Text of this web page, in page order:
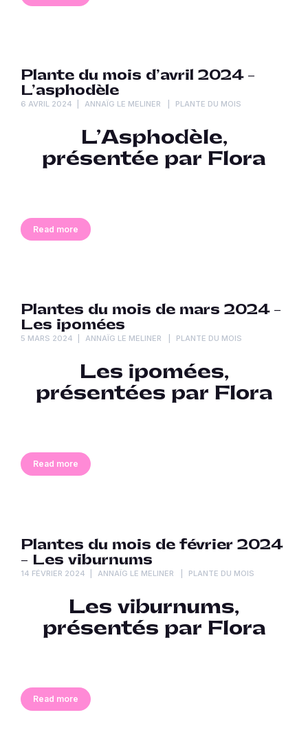
Plante du mois d’avril 2024 –
L’asphodèle
6 AVRIL 2024 ANNAÏG LE MELINER PLANTE DU MOIS
L’Asphodèle,
présentée par Flora
Read more
Plantes du mois de mars 2024 –
Les ipomées
5 MARS 2024 ANNAÏG LE MELINER PLANTE DU MOIS
Les ipomées,
présentées par Flora
Read more
Plantes du mois de février 2024
– Les viburnums
14 FÉVRIER 2024 ANNAÏG LE MELINER PLANTE DU MOIS
Les viburnums,
présentés par Flora
Read more